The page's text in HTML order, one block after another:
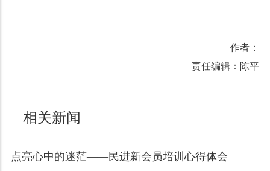
作者：
责任编辑：陈平
相关新闻
点亮心中的迷茫——民进新会员培训心得体会